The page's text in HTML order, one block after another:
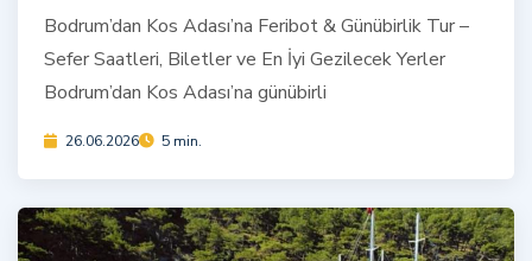
Bodrum’dan Kos Adası’na Feribot & Günübirlik Tur –
Sefer Saatleri, Biletler ve En İyi Gezilecek Yerler
Bodrum’dan Kos Adası’na günübirli
26.06.2026 5 min.